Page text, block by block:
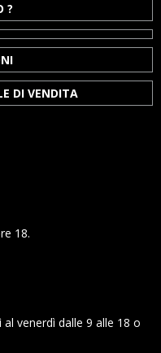
18.
venerdì dalle 9 alle 18 o
?
DI VENDITA